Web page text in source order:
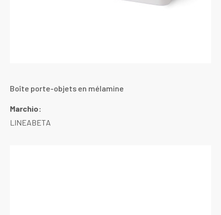
Boîte porte-objets en mélamine
Marchio:
LINEABETA